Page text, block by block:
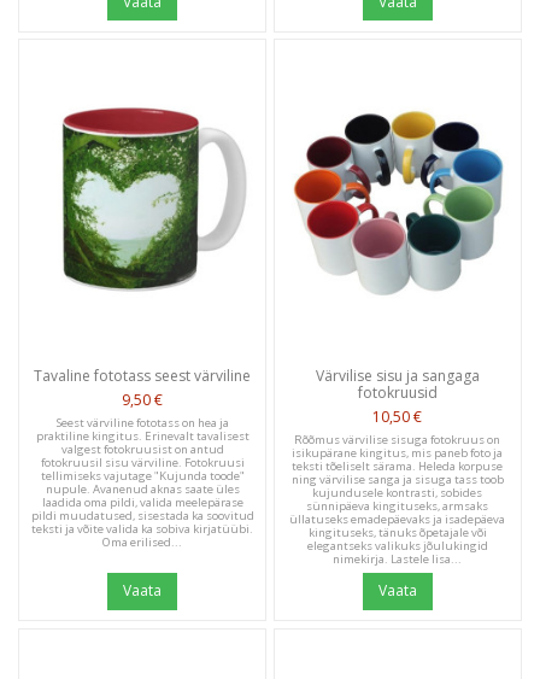
Tavaline fototass seest värviline
9,50 €
Seest värviline fototass on hea ja
praktiline kingitus. Erinevalt tavalisest
valgest fotokruusist on antud
fotokruusil sisu värviline. Fotokruusi
tellimiseks vajutage "Kujunda toode"
nupule. Avanenud aknas saate üles
laadida oma pildi, valida meelepärase
pildi muudatused, sisestada ka soovitud
teksti ja võite valida ka sobiva kirjatüübi.
Oma erilised...
Vaata
Värvilise sisu ja sangaga
fotokruusid
10,50 €
Rõõmus värvilise sisuga fotokruus on
isikupärane kingitus, mis paneb foto ja
teksti tõeliselt särama. Heleda korpuse
ning värvilise sanga ja sisuga tass toob
kujundusele kontrasti, sobides
sünnipäeva kingituseks, armsaks
üllatuseks emadepäevaks ja isadepäeva
kingituseks, tänuks õpetajale või
elegantseks valikuks jõulukingid
nimekirja. Lastele lisa...
Vaata